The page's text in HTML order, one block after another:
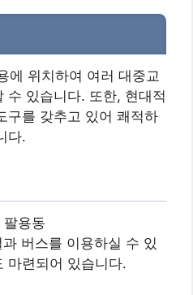
에 위치하여 여러 대중교
수 있습니다. 또한, 현대적
구를 갖추고 있어 쾌적하
다.
팔용동
버스를 이용하실 수 있
마련되어 있습니다.